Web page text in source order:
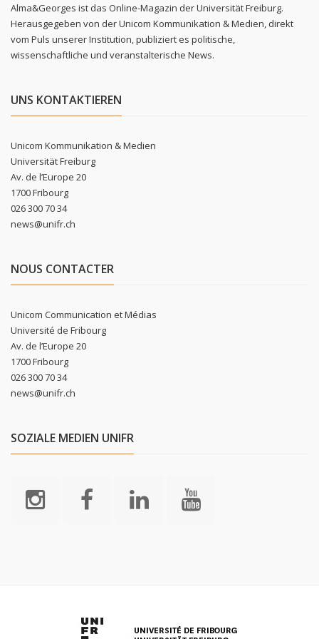
Alma&Georges ist das Online-Magazin der Universität Freiburg.
Herausgegeben von der Unicom Kommunikation & Medien, direkt
vom Puls unserer Institution, publiziert es politische,
wissenschaftliche und veranstalterische News.
UNS KONTAKTIEREN
Unicom Kommunikation & Medien
Universität Freiburg
Av. de l’Europe 20
1700 Fribourg
026 300 70 34
news@unifr.ch
NOUS CONTACTER
Unicom Communication et Médias
Université de Fribourg
Av. de l’Europe 20
1700 Fribourg
026 300 70 34
news@unifr.ch
SOZIALE MEDIEN UNIFR